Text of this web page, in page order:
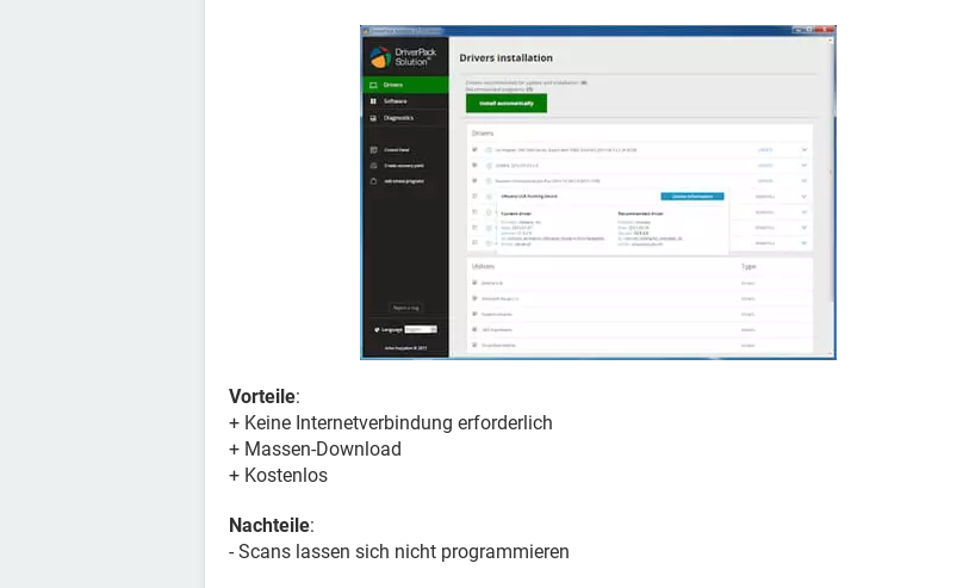
Vorteile:
+ Keine Internetverbindung erforderlich
+ Massen-Download
+ Kostenlos
Nachteile:
- Scans lassen sich nicht programmieren